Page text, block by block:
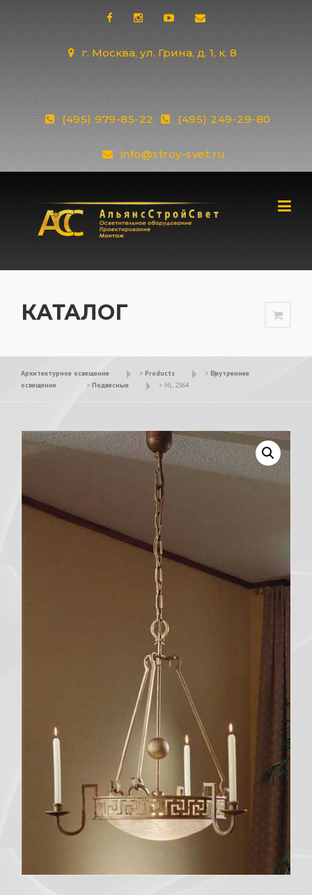
г. Москва, ул. Грина, д. 1, к. 8
(495) 979-85-22 (495) 249-29-80
info@stroy-svet.ru
КАТАЛОГ
Архитектурное освещение > Products > Внутреннее
освещение
> Подвесные > HL 2364